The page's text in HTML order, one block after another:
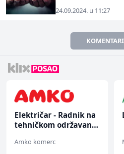
24.09.2024. u 11:27
Električar - Radnik na
tehničkom održavanju
Amko komerc